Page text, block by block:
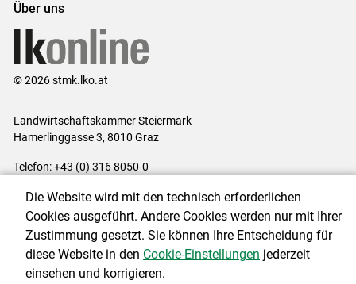
Über uns
© 2026 stmk.lko.at
Landwirtschaftskammer Steiermark
Hamerlinggasse 3, 8010 Graz
Telefon: +43 (0) 316 8050-0
Impressum|Kontakt|Datenschutzerklärung|Barrierefreiheit|
Cookie-Einstellungen
Die Website wird mit den technisch erforderlichen
Cookies ausgeführt. Andere Cookies werden nur mit Ihrer
Zustimmung gesetzt. Sie können Ihre Entscheidung für
diese Website in den Cookie-Einstellungen jederzeit
einsehen und korrigieren.